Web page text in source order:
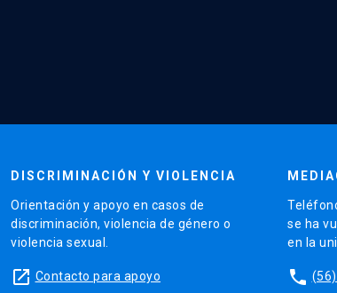
DISCRIMINACIÓN Y VIOLENCIA
Orientación y apoyo en casos de
discriminación, violencia de género o
violencia sexual.
launch Contacto para apoyo
se ha
en la
phone